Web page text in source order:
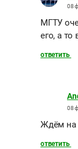
08
МГТУ
его, а то
ответить
08
Ждём на
ответить